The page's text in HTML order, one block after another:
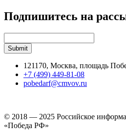
Подпишитесь на
121170, Москва, площадь
+7 (499) 449-81-08
pobedarf@cmvov.ru
© 2018 — 2025 Российское
«Победа РФ»